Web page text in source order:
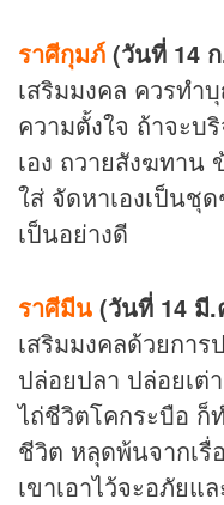
ราศีกุมภ์ (วันที่ 14
เสริมมงคล ควรทำ
ความตั้งใจ ถ้าจะบ
เอง ถวายสังฆทาน
ใส่ จัดหาเองเป็นชุ
เป็นอย่างดี
ราศีมีน (วันที่ 14 มี.
เสริมมงคลด้วยกา
ปล่อยปลา ปล่อยเต่
ไถ่ชีวิตโคกระบือ ก็
ชีวิต หลุดพ้นจากเรื่
เขาเอาไว้จะอภัย